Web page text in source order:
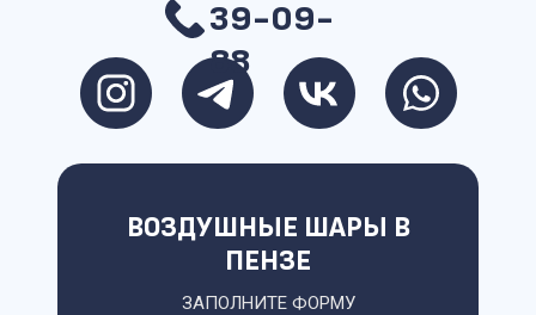
39-09-
88
ЗАПОЛНИТЕ ФОРМУ
ВОЗДУШНЫЕ ШАРЫ В
ПЕНЗЕ